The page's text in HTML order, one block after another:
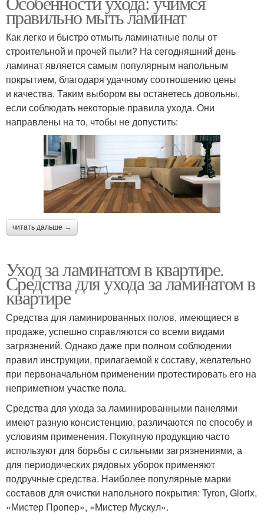
правильно мыть ламинат
Как легко и быстро отмыть ламинатные полы от
строительной и прочей пыли? На сегодняшний день
ламинат является самым популярным напольным
покрытием, благодаря удачному соотношению цены
и качества. Таким выбором вы останетесь довольны,
если соблюдать некоторые правила ухода. Они
направлены на то, чтобы не допустить:
читать дальше →
Уход за ламинатом в квартире.
Средства для ухода за ламинатом в
квартире
Средства для ламинированных полов, имеющиеся в
продаже, успешно справляются со всеми видами
загрязнений. Однако даже при полном соблюдении
правил инструкции, прилагаемой к составу, желательно
при первоначальном применении протестировать его на
неприметном участке пола.
Средства для ухода за ламинированными панелями
имеют разную консистенцию, различаются по способу и
условиям применения. Покупную продукцию часто
используют для борьбы с сильными загрязнениями, а
для периодических рядовых уборок применяют
подручные средства. Наиболее популярные марки
составов для очистки напольного покрытия: Tyron, Glorix,
«Мистер Пропер», «Мистер Мускул».